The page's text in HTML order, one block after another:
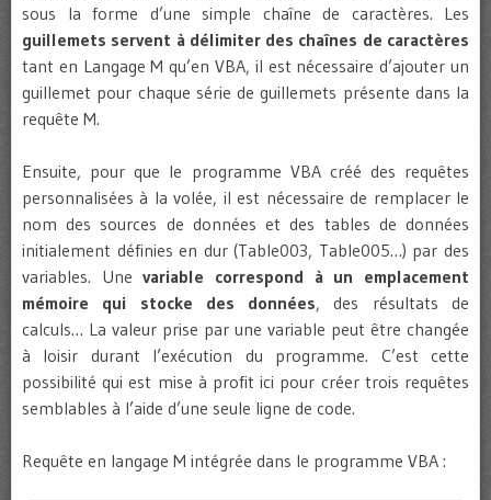
sous la forme d’une simple chaîne de caractères. Les
guillemets servent à délimiter des chaînes de caractères
tant en Langage M qu’en VBA, il est nécessaire d’ajouter un
guillemet pour chaque série de guillemets présente dans la
requête M.
Ensuite, pour que le programme VBA créé des requêtes
personnalisées à la volée, il est nécessaire de remplacer le
nom des sources de données et des tables de données
initialement définies en dur (Table003, Table005…) par des
variables. Unevariable correspond à un emplacement
mémoire qui stocke des données, des résultats de
calculs… La valeur prise par une variable peut être changée
à loisir durant l’exécution du programme. C’est cette
possibilité qui est mise à profit ici pour créer trois requêtes
semblables à l’aide d’une seule ligne de code.
Requête en langage M intégrée dans le programme VBA :